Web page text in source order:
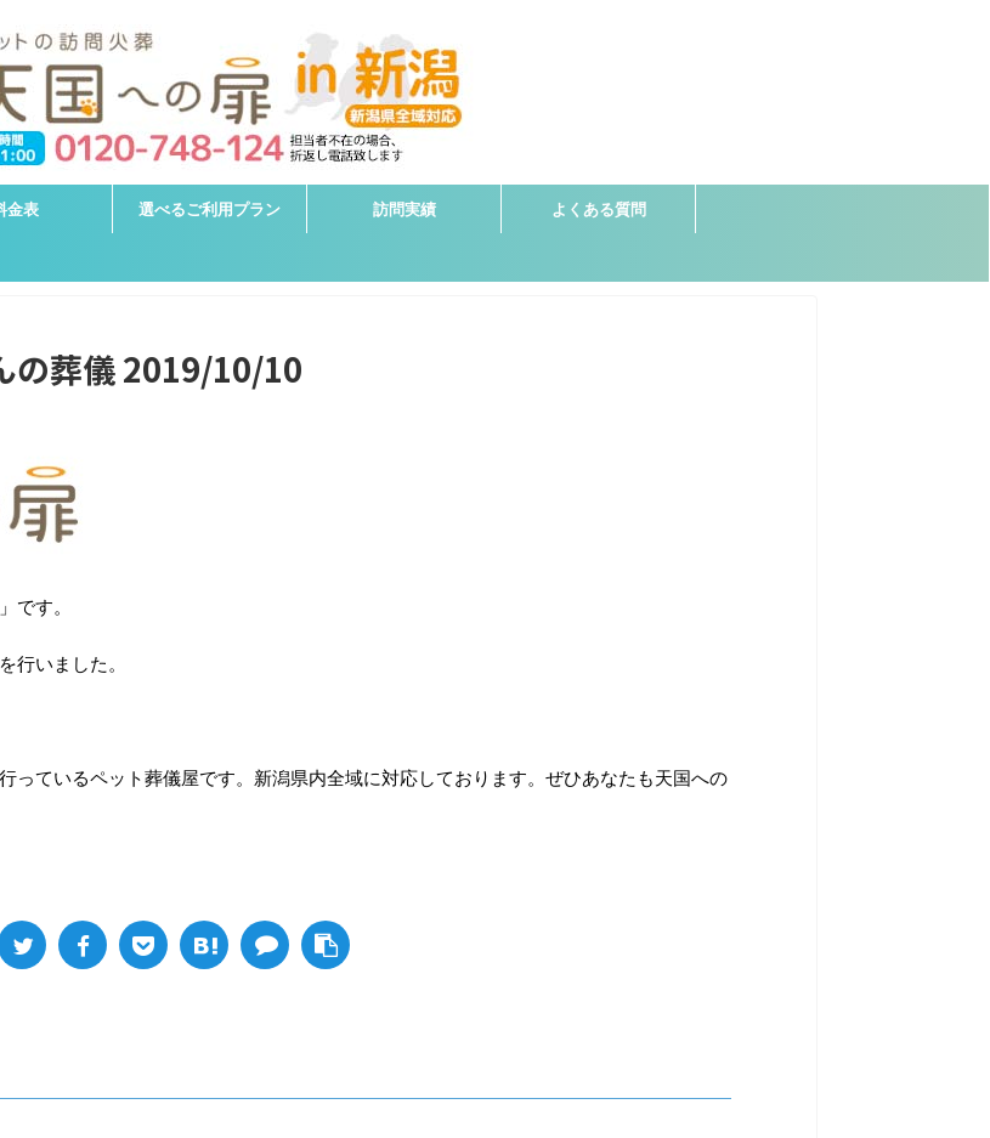
金表 選べるご利用プラン 訪問実績 よくある質問
の葬儀 2019/10/10
です。
行いました。
っているペット葬儀屋です。新潟県内全域に対応しております。ぜひあなたも天国への